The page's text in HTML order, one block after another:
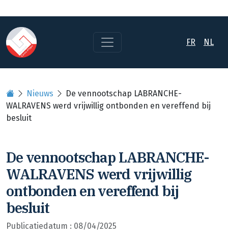
FR NL
Nieuws
De vennootschap LABRANCHE-
WALRAVENS werd vrijwillig ontbonden en vereffend bij
besluit
De vennootschap LABRANCHE-
WALRAVENS werd vrijwillig
ontbonden en vereffend bij
besluit
Publicatiedatum : 08/04/2025